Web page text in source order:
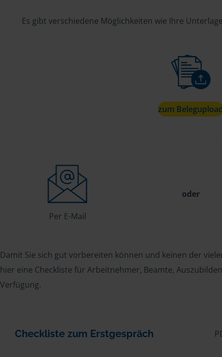
Es gibt verschiedene Möglichkeiten wie Ihre
zum
Per E-Mail
oder
Damit Sie sich gut vorbereiten können und keinen der
hier eine Checkliste für Arbeitnehmer, Beamte,
Verfügung.
Checkliste zum Erstgespräch